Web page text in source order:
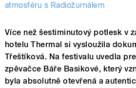
atmosféru s Radiožurnálem
Více než šestiminutový potlesk v
hotelu Thermal si vysloužila
Třeštíková. Na festivalu uvedla
zpěvačce Báře Basikové, který
byla absolutně otevřená a